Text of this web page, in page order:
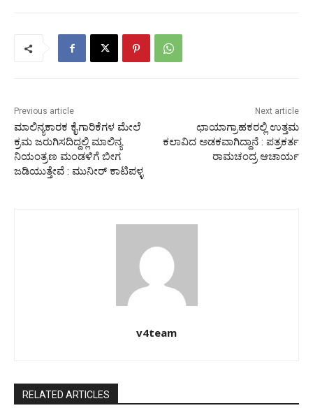
Previous article
ಮಾಲಿನ್ಯಕಾರಕ ಕೈಗಾರಿಕೆಗಳ ಮೇಲೆ
ಕ್ರಮ ಜರುಗಿಸದಿದ್ದಲ್ಲಿ‌ ಮಾಲಿನ್ಯ
ನಿಯಂತ್ರಣ ಮಂಡಳಿಗೆ ಬೀಗ
ಜಡಿಯುತ್ತೇವೆ : ಮುನೀರ್ ಕಾಟಿಪಳ್ಳ
Next article
ಛಾಯಾಗ್ರಾಹಕರಲ್ಲಿ ಉತ್ತಮ
ಕಲಾವಿದ ಅಡಕವಾಗಿದ್ದಾನೆ : ಪತ್ರಕರ್ತ
ರಾಮಚಂದ್ರ ಆಚಾರ್ಯ
v4team
RELATED ARTICLES